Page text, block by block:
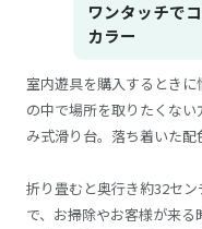
ワンタッチで
カラー
室内遊具を購入するとき
の中で場所を取りたくな
み式滑り台。落ち着いた配
折り畳むと奥行き約32セン
で、お掃除やお客様が来